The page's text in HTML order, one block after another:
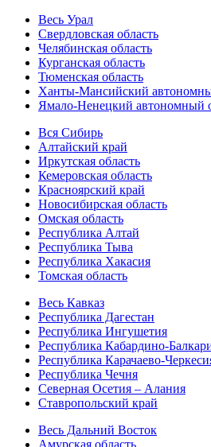
Весь Урал
Свердловская область
Челябинская область
Курганская область
Тюменская область
Ханты-Мансийский
Ямало-Ненецкий автономный
Вся Сибирь
Алтайский край
Иркутская область
Кемеровская область
Красноярский край
Новосибирская область
Омская область
Республика Алтай
Республика Тыва
Республика Хакасия
Томская область
Весь Кавказ
Республика Дагестан
Республика Ингушетия
Республика Кабардино-
Республика Карачаево-
Республика Чечня
Северная Осетия – Алания
Ставропольский край
Весь Дальний Восток
Амурская область